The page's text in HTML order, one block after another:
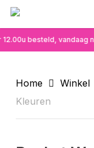
Skip
main
content
12.00u besteld, vandaag
Home Winkel
Kleuren